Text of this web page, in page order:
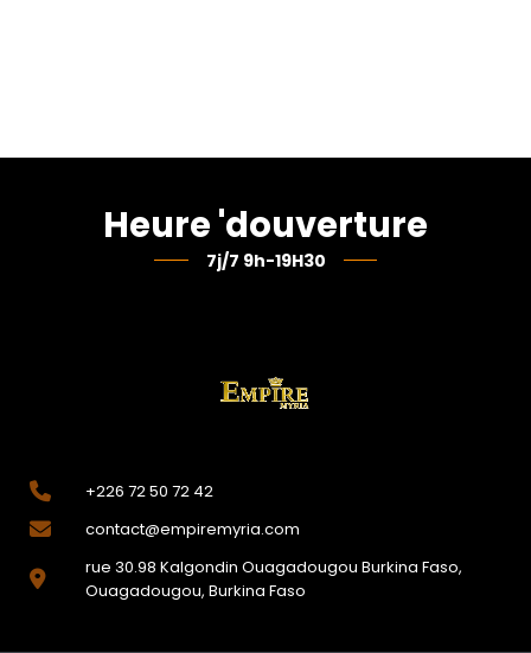
Heure 'douverture
7j/7 9h-19H30
+226 72 50 72 42
contact@empiremyria.com
rue 30.98 Kalgondin Ouagadougou Burkina Faso,
Ouagadougou, Burkina Faso